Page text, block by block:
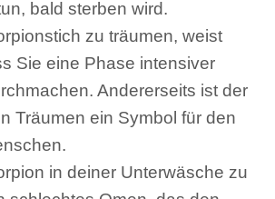
bald sterben wird.
zu träumen, weist
Sie eine Phase intensiver
Andererseits ist der
Träumen ein Symbol für den
in deiner Unterwäsche zu